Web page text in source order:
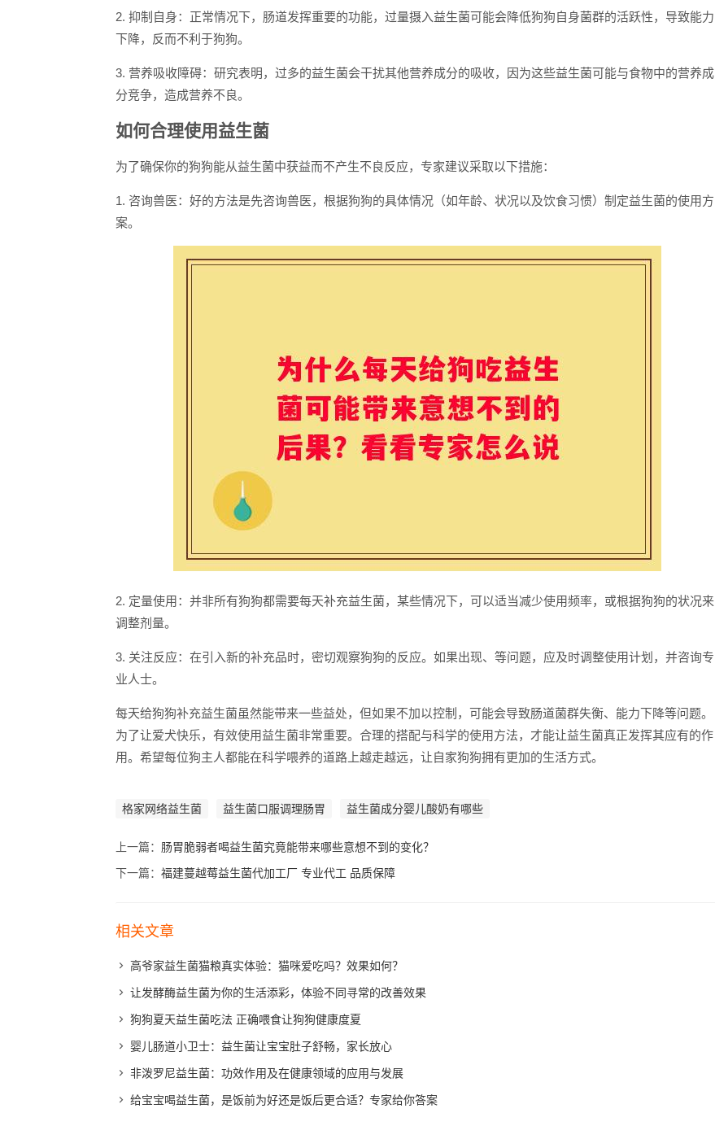
2. 抑制自身：正常情况下，肠道发挥重要的功能，过量摄入益生菌可能会降低狗狗自身菌群的活跃性，导致能力
下降，反而不利于狗狗。
3. 营养吸收障碍：研究表明，过多的益生菌会干扰其他营养成分的吸收，因为这些益生菌可能与食物中的营养成
分竞争，造成营养不良。
如何合理使用益生菌
为了确保你的狗狗能从益生菌中获益而不产生不良反应，专家建议采取以下措施：
1. 咨询兽医：好的方法是先咨询兽医，根据狗狗的具体情况（如年龄、状况以及饮食习惯）制定益生菌的使用方
案。
2. 定量使用：并非所有狗狗都需要每天补充益生菌，某些情况下，可以适当减少使用频率，或根据狗狗的状况来
调整剂量。
3. 关注反应：在引入新的补充品时，密切观察狗狗的反应。如果出现、等问题，应及时调整使用计划，并咨询专
业人士。
每天给狗狗补充益生菌虽然能带来一些益处，但如果不加以控制，可能会导致肠道菌群失衡、能力下降等问题。
为了让爱犬快乐，有效使用益生菌非常重要。合理的搭配与科学的使用方法，才能让益生菌真正发挥其应有的作
用。希望每位狗主人都能在科学喂养的道路上越走越远，让自家狗狗拥有更加的生活方式。
格家网络益生菌 益生菌口服调理肠胃 益生菌成分婴儿酸奶有哪些
上一篇： 肠胃脆弱者喝益生菌究竟能带来哪些意想不到的变化？
下一篇： 福建蔓越莓益生菌代加工厂 专业代工 品质保障
相关文章
高爷家益生菌猫粮真实体验：猫咪爱吃吗？效果如何？
让发酵酶益生菌为你的生活添彩，体验不同寻常的改善效果
狗狗夏天益生菌吃法 正确喂食让狗狗健康度夏
婴儿肠道小卫士：益生菌让宝宝肚子舒畅，家长放心
非泼罗尼益生菌：功效作用及在健康领域的应用与发展
给宝宝喝益生菌，是饭前为好还是饭后更合适？专家给你答案